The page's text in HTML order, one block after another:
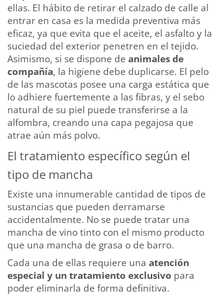
ellas. El hábito de retirar el calzado de calle al
entrar en casa es la medida preventiva más
eficaz, ya que evita que el aceite, el asfalto y la
suciedad del exterior penetren en el tejido.
Asimismo, si se dispone de animales de
compañía, la higiene debe duplicarse. El pelo
de las mascotas posee una carga estática que
lo adhiere fuertemente a las fibras, y el sebo
natural de su piel puede transferirse a la
alfombra, creando una capa pegajosa que
atrae aún más polvo.
El tratamiento específico según el
tipo de mancha
Existe una innumerable cantidad de tipos de
sustancias que pueden derramarse
accidentalmente. No se puede tratar una
mancha de vino tinto con el mismo producto
que una mancha de grasa o de barro.
Cada una de ellas requiere una atención
especial y un tratamiento exclusivo para
poder eliminarla de forma definitiva.